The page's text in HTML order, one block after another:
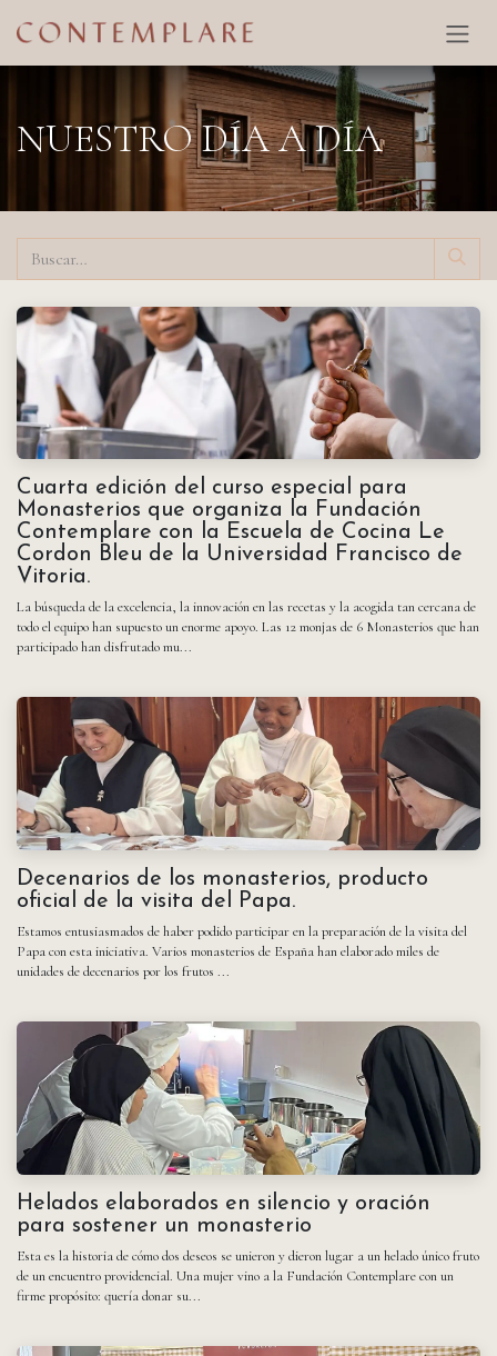
NUESTRO DÍA A DÍA
Cuarta edición del curso especial para
Monasterios que organiza la Fundación
Contemplare con la Escuela de Cocina Le
Cordon Bleu de la Universidad Francisco de
Vitoria.
La búsqueda de la excelencia, la innovación en las recetas y la acogida tan cercana de
todo el equipo han supuesto un enorme apoyo. Las 12 monjas de 6 Monasterios que han
participado han disfrutado mu...
Decenarios de los monasterios, producto
oficial de la visita del Papa.
Estamos entusiasmados de haber podido participar en la preparación de la visita del
Papa con esta iniciativa. Varios monasterios de España han elaborado miles de
unidades de decenarios por los frutos ...
Helados elaborados en silencio y oración
para sostener un monasterio
Esta es la historia de cómo dos deseos se unieron y dieron lugar a un helado único fruto
de un encuentro providencial. Una mujer vino a la Fundación Contemplare con un
firme propósito: quería donar su...